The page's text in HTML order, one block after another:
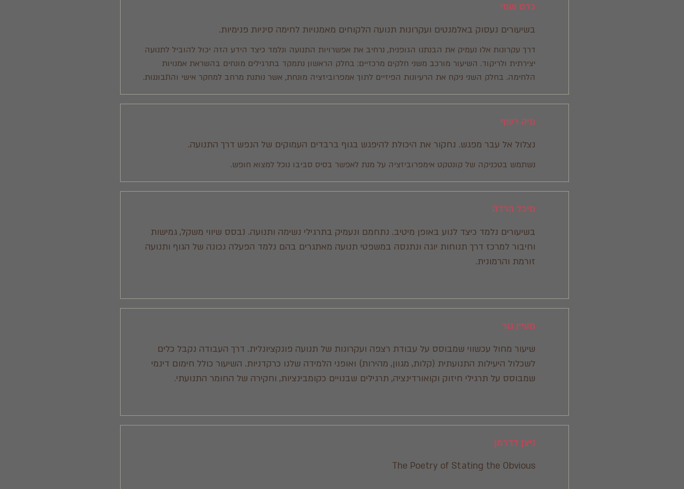
כרם שמי
בשיעורים נעסוק באלמנטים ועקרונות תנועה הלקוחים מאמנויות לחימה סיניות פנימיות.
דרך עקרונות אלו נעמיק את הבנתנו הגופנית, נרחיב את אפשרויות התנועה ונלמד כיצד הידע הזה יכול להוביל לתנועה
יצירתית ולריקוד. השיעור מורכב משני חלקים מרכזיים: בחלק הראשון נתמקד בתרגילים מונחים בהשראת אמנויות
הלחימה. בחלק השני ניקח את הרעיונות הפיזיים לתוך אמפרוביזציה מונחת, אשר נותנת מרחב למחקר אישי והתבוננות.
מיה רשף
נצלול אל עבר מפגש. נחקור את היכולת להיפגש בגוף ברבדים העמוקים של הנפש דרך התנועה.
נשתמש בטכניקה של קונטקט אימפרוביזציה על מנת לאפשר בסיס סביבו נוכל למצוא חופש.
מיכל הרדה
בשיעורים נלמד כיצד לנוע באופן מיטיב. נתחמם ונעמיק בתרגילי נשימה ותנועה. נבסס שיווי משקל, גמישות
וחיבור למרכז דרך תנוחות יוגה ונתנסה במשפטי תנועה מאתגרים בהם נלמד הפעלה נכונה של הגוף ותנועה
זורמת והרמונית.
מעיין גור
שיעור מחול עכשווי שמבוסס על עבודת רצפה ועקרונות של תנועה פונקציונלית. דרך העבודה נקבל כלים
לשכלול היעילות התנועתית (קלות, מגוון, מהירות) ואופני הלמידה שלנו כרקדניות. השיעור כולל חימום דינמי
שמבוסס על תרגילי חיזוק וקואורדינציה, תרגילים שבנויים כקומבינציות, וחקירה של החומר התנועתי.
ניצן לדרמן
The Poetry of Stating the Obvious